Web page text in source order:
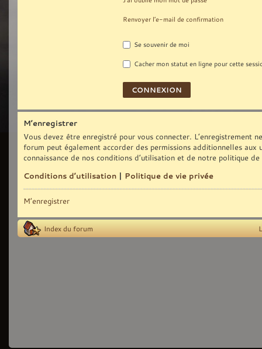
Renvoyer l’e-mail de confirmation
Se souvenir de moi
Cacher mon statut en ligne pour cette
M’enregistrer
Vous devez être enregistré pour vous connecter. L’enregistrement
forum peut également accorder des permissions additionnelles
connaissance de nos conditions d’utilisation et de notre politique
Conditions d’utilisation | Politique de vie privée
M’enregistrer
Index du forum